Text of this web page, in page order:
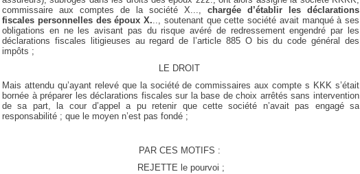
commissaire aux comptes de la société X..., chargée d’établir les déclarations
fiscales personnelles des époux X..., soutenant que cette société avait manqué à ses
obligations en ne les avisant pas du risque avéré de redressement engendré par les
déclarations fiscales litigieuses au regard de l’article 885 O bis du code général des
impôts ;
LE DROIT
Mais attendu qu’ayant relevé que la société de commissaires aux compte s KKK s’était
bornée à préparer les déclarations fiscales sur la base de choix arrêtés sans intervention
de sa part, la cour d’appel a pu retenir que cette société n’avait pas engagé sa
responsabilité ; que le moyen n’est pas fondé ;
PAR CES MOTIFS :
REJETTE le pourvoi ;